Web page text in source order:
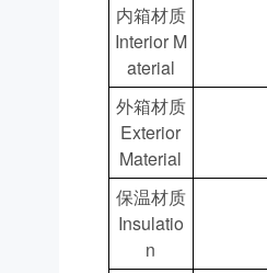
内箱材质
Interior M
aterial
外箱材质
Exterior
Material
保温材质
Insulatio
n